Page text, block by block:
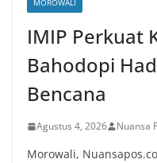
MOROWALI
IMIP Perkuat
Bahodopi
Bencana
Agustus 4, 2026 Nuansa
Morowali,